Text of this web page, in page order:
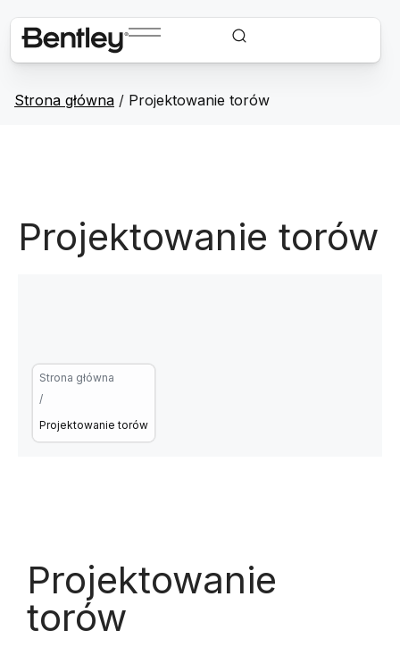
Strona główna / Projektowanie torów
Projektowanie torów
Strona główna
/
Projektowanie torów
Projektowanie
torów